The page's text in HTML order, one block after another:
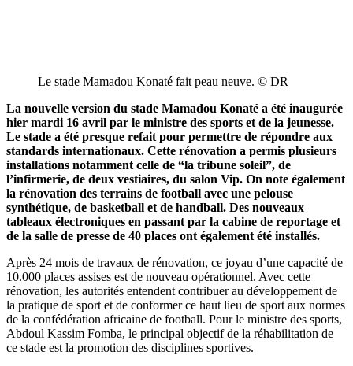
Le stade Mamadou Konaté fait peau neuve. © DR
La nouvelle version du stade Mamadou Konaté a été inaugurée
hier mardi 16 avril par le ministre des sports et de la jeunesse.
Le stade a été presque refait pour permettre de répondre aux
standards internationaux. Cette rénovation a permis plusieurs
installations notamment celle de “la tribune soleil”, de
l’infirmerie, de deux vestiaires, du salon Vip. On note également
la rénovation des terrains de football avec une pelouse
synthétique, de basketball et de handball. Des nouveaux
tableaux électroniques en passant par la cabine de reportage et
de la salle de presse de 40 places ont également été installés.
Après 24 mois de travaux de rénovation, ce joyau d’une capacité de
10.000 places assises est de nouveau opérationnel. Avec cette
rénovation, les autorités entendent contribuer au développement de
la pratique de sport et de conformer ce haut lieu de sport aux normes
de la confédération africaine de football. Pour le ministre des sports,
Abdoul Kassim Fomba, le principal objectif de la réhabilitation de
ce stade est la promotion des disciplines sportives.